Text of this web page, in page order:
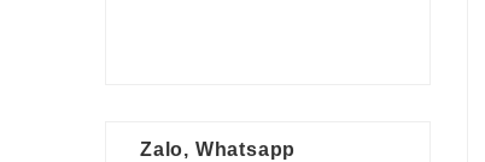
Zalo, Whatsapp